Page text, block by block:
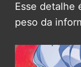
Esse detalhe
peso da